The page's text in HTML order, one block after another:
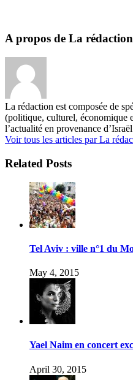
A propos de La rédaction
La rédaction est composée de
(politique, culturel, économique
l’actualité en provenance
Voir tous les articles par La
Related Posts
Tel Aviv : ville n°1 du
May 4, 2015
Yael Naim en concert
April 30, 2015